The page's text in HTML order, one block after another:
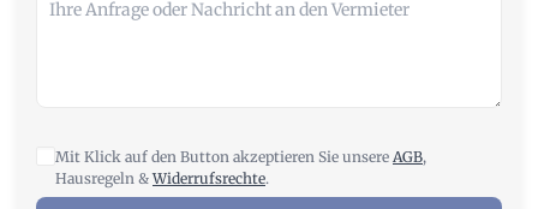
Mit Klick auf den Button akzeptieren Sie unsere AGB,
Hausregeln &Widerrufsrechte.